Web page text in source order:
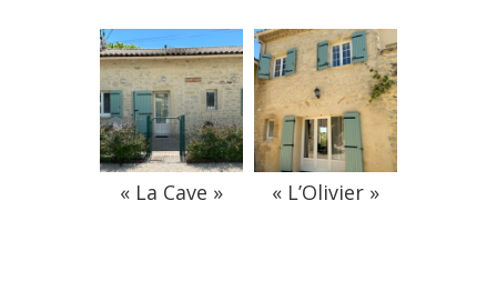
« La Cave » « L’Olivier »